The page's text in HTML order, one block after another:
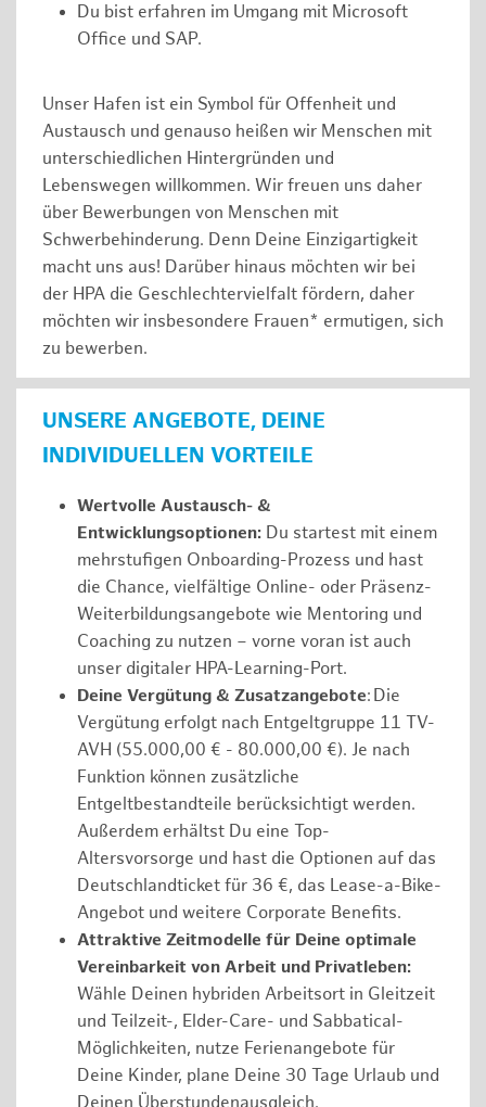
Du bist erfahren im Umgang mit Microsoft
Office und SAP.
Unser Hafen ist ein Symbol für Offenheit und
Austausch und genauso heißen wir Menschen mit
unterschiedlichen Hintergründen und
Lebenswegen willkommen. Wir freuen uns daher
über Bewerbungen von Menschen mit
Schwerbehinderung. Denn Deine Einzigartigkeit
macht uns aus! Darüber hinaus möchten wir bei
der HPA die Geschlechtervielfalt fördern, daher
möchten wir insbesondere Frauen* ermutigen, sich
zu bewerben.
UNSERE ANGEBOTE, DEINE
INDIVIDUELLEN VORTEILE
Wertvolle Austausch- &
Entwicklungsoptionen: Du startest mit einem
mehrstufigen Onboarding-Prozess und hast
die Chance, vielfältige Online- oder Präsenz-
Weiterbildungsangebote wie Mentoring und
Coaching zu nutzen – vorne voran ist auch
unser digitaler HPA-Learning-Port.
Deine Vergütung & Zusatzangebote: Die
Vergütung erfolgt nach Entgeltgruppe 11 TV-
AVH (55.000,00 € - 80.000,00 €). Je nach
Funktion können zusätzliche
Entgeltbestandteile berücksichtigt werden.
Außerdem erhältst Du eine Top-
Altersvorsorge und hast die Optionen auf das
Deutschlandticket für 36 €, das Lease-a-Bike-
Angebot und weitere Corporate Benefits.
Attraktive Zeitmodelle für Deine optimale
Vereinbarkeit von Arbeit und Privatleben:
Wähle Deinen hybriden Arbeitsort in Gleitzeit
und Teilzeit-, Elder-Care- und Sabbatical-
Möglichkeiten, nutze Ferienangebote für
Deine Kinder, plane Deine 30 Tage Urlaub und
Deinen Überstundenausgleich.